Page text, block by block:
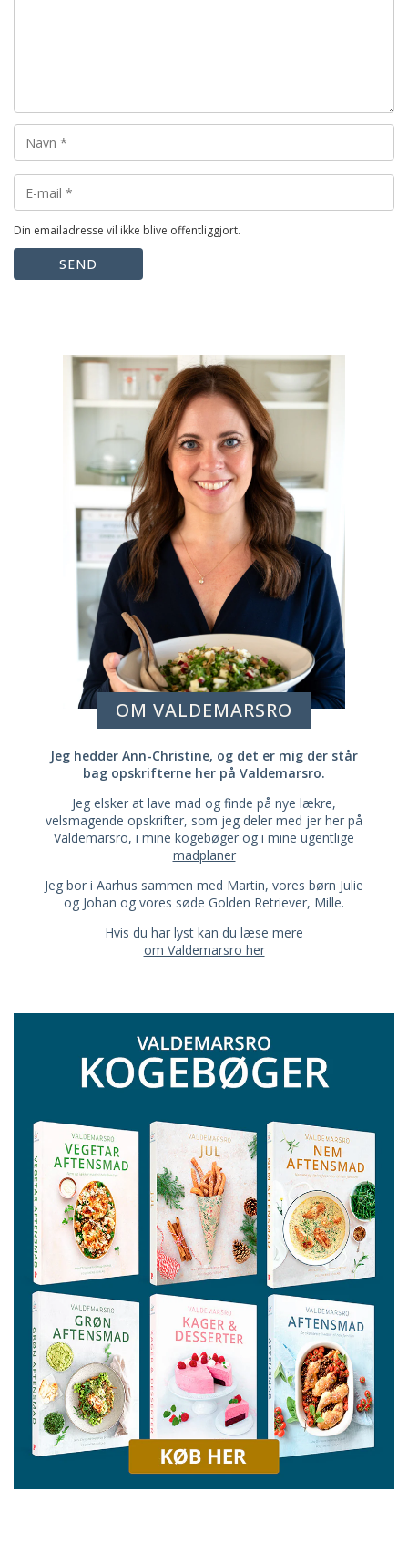
Din emailadresse vil ikke blive offentliggjort.
SEND
OM VALDEMARSRO
Jeg hedder Ann-Christine, og det er mig der står
bag opskrifterne her på Valdemarsro.
Jeg elsker at lave mad og finde på nye lækre,
velsmagende opskrifter, som jeg deler med jer her på
Valdemarsro, i mine kogebøger og i mine ugentlige
madplaner
Jeg bor i Aarhus sammen med Martin, vores børn Julie
og Johan og vores søde Golden Retriever, Mille.
Hvis du har lyst kan du læse mere
om Valdemarsro her